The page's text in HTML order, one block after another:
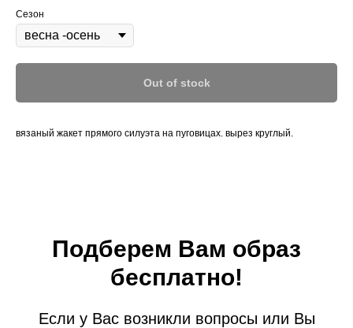
Сезон
Out of stock
вязаный жакет прямого силуэта на пуговицах. вырез круглый.
Подберем Вам образ
бесплатно!
Если у Вас возникли вопросы или Вы